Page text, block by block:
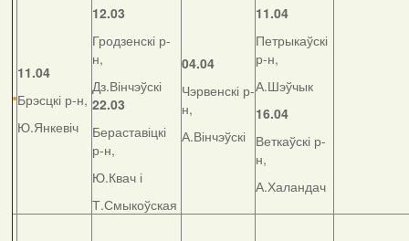
11.04
Брэсцкі р-н,
Ю.Янкевіч
12.03
Гродзенскі р-
н,
Дз.Вінчэўскі
22.03
Бераставіцкі
р-н,
Ю.Квач і
Т.Смыкоўская
04.04
Чэрвенскі р-
н,
А.Вінчэўскі
11.04
Петрыкаўскі
р-н,
А.Шэўчык
16.04
Веткаўскі р-
н,
А.Халандач